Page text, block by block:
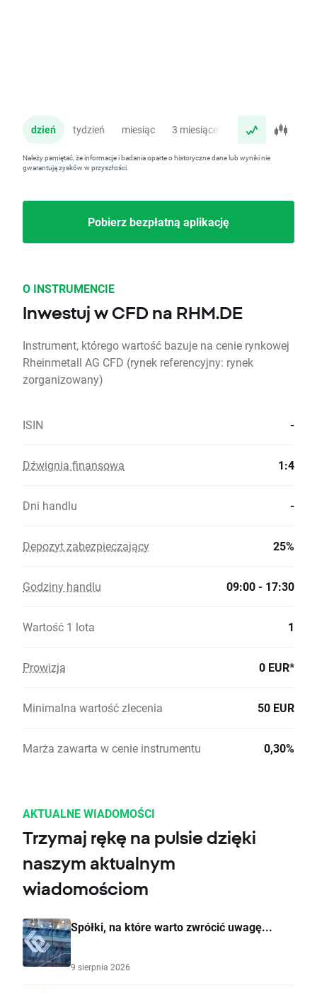
dzień tydzień miesiąc 3 miesiące rok
Należy pamiętać, że informacje i badania oparte o historyczne dane lub wyniki nie
gwarantują zysków w przyszłości.
Pobierz bezpłatną aplikację
O INSTRUMENCIE
Inwestuj w CFD na RHM.DE
Instrument, którego wartość bazuje na cenie rynkowej
Rheinmetall AG CFD (rynek referencyjny: rynek
zorganizowany)
ISIN -
Dźwignia finansowa 1:4
Dni handlu -
Depozyt zabezpieczający 25%
Godziny handlu 09:00 - 17:30
Wartość 1 lota 1
Prowizja 0 EUR*
Minimalna wartość zlecenia 50 EUR
Marża zawarta w cenie instrumentu 0,30%
AKTUALNE WIADOMOŚCI
Trzymaj rękę na pulsie dzięki
naszym aktualnym
wiadomościom
Spółki, na które warto zwrócić uwagę...
9 sierpnia 2026